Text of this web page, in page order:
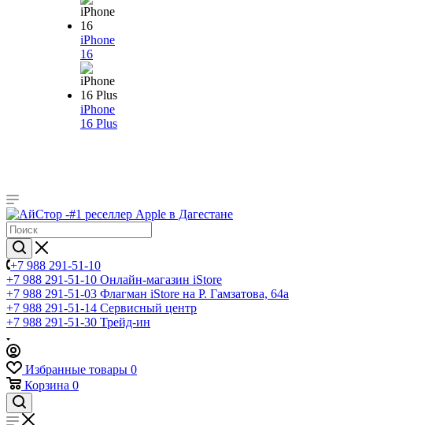
iPhone
16
iPhone
16 Plus
+7 988 291-51-10
+7 988 291-51-10 Онлайн-магазин iStore
+7 988 291-51-03 Флагман iStore на Р. Гамзатова, 64а
+7 988 291-51-14 Сервисный центр
+7 988 291-51-30 Трейд-ин
Избранные товары 0
Корзина 0